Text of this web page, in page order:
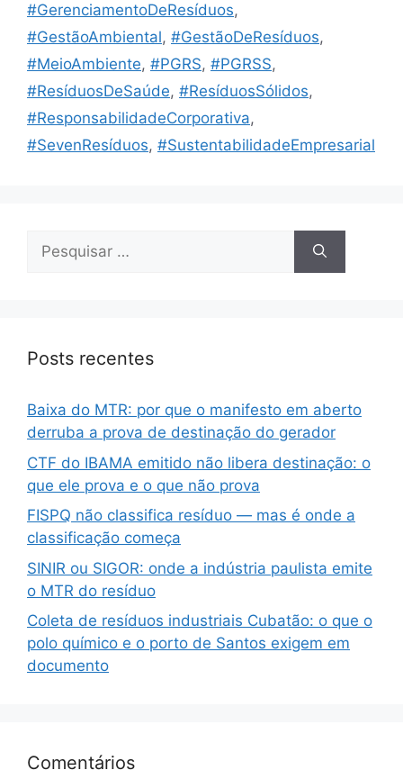
#GerenciamentoDeResíduos,
#GestãoAmbiental, #GestãoDeResíduos,
#MeioAmbiente, #PGRS, #PGRSS,
#ResíduosDeSaúde, #ResíduosSólidos,
#ResponsabilidadeCorporativa,
#SevenResíduos, #SustentabilidadeEmpresarial
Posts recentes
Baixa do MTR: por que o manifesto em aberto
derruba a prova de destinação do gerador
CTF do IBAMA emitido não libera destinação: o
que ele prova e o que não prova
FISPQ não classifica resíduo — mas é onde a
classificação começa
SINIR ou SIGOR: onde a indústria paulista emite
o MTR do resíduo
Coleta de resíduos industriais Cubatão: o que o
polo químico e o porto de Santos exigem em
documento
Comentários